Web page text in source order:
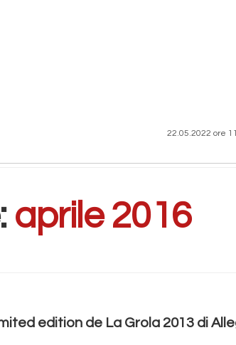
22.05.2022 ore
aprile 2016
edition de La Grola 2013 di